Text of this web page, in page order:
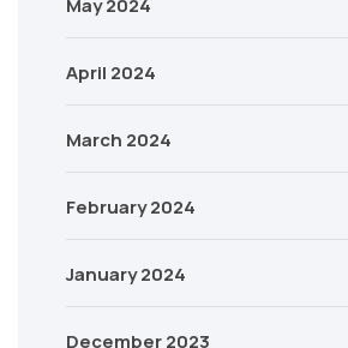
May 2024
April 2024
March 2024
February 2024
January 2024
December 2023